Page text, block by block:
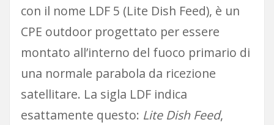
con il nome LDF 5 (Lite Dish Feed), è un
CPE outdoor progettato per essere
montato all’interno del fuoco primario di
una normale parabola da ricezione
satellitare. La sigla LDF indica
esattamente questo: Lite Dish Feed,